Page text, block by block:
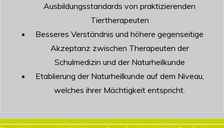
Ausbildungsstandards von praktizierenden
Tiertherapeuten
Besseres Verständnis und höhere gegenseitige
Akzeptanz zwischen Therapeuten der
Schulmedizin und der Naturheilkunde
Etablierung der Naturheilkunde auf dem Niveau,
welches ihrer Mächtigkeit entspricht.